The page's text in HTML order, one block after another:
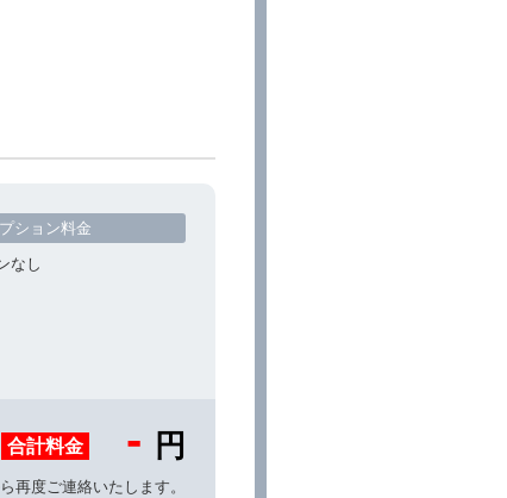
ション料金
なし
合計料金 - 円
再度ご連絡いたします。